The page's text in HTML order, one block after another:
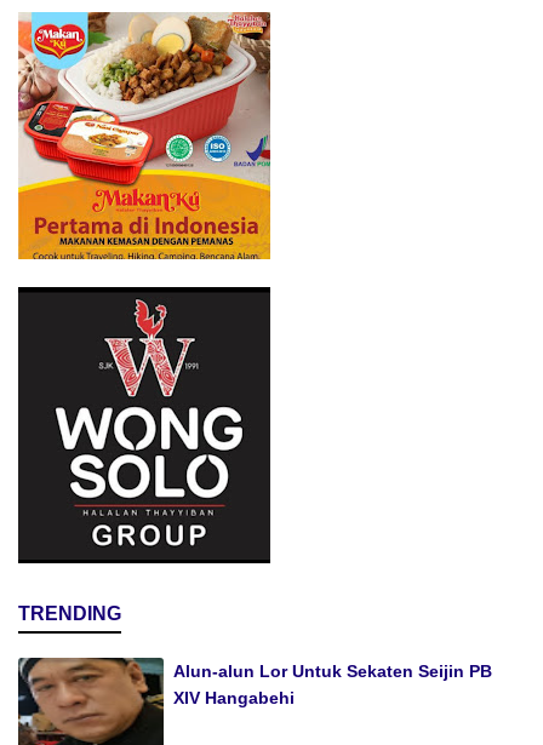
TRENDING
Alun-alun Lor Untuk Sekaten Seijin PB
XIV Hangabehi